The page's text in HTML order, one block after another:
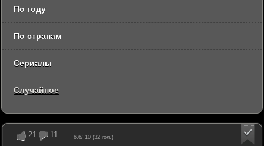
21 11 6.6/ 10 (32 гол.)
По году
По странам
Сериалы
Случайное